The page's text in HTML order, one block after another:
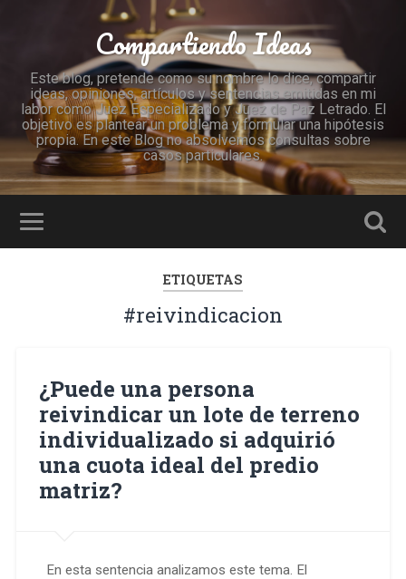
Compartiendo Ideas
Este blog, pretende como su nombre lo dice, compartir
ideas, opiniones, artículos y sentencias emitidas en mi
labor como Juez Especializado y Juez de Paz Letrado. El
objetivo es plantear un problema y formular una hipótesis
propia. En este Blog no absolvemos consultas sobre
casos particulares.
ETIQUETAS
#reivindicacion
¿Puede una persona
reivindicar un lote de terreno
individualizado si adquirió
una cuota ideal del predio
matriz?
En esta sentencia analizamos este tema. El